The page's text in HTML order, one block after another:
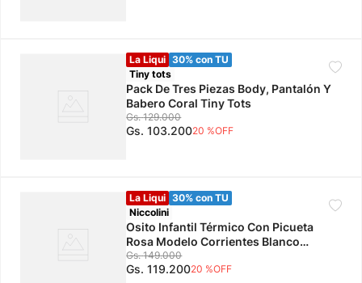
La Liqui 30% con TU
Tiny tots
Pack De Tres Piezas Body, Pantalón Y
Babero Coral Tiny Tots
Gs. 129.000
Gs. 103.20020 %OFF
La Liqui 30% con TU
Niccolini
Osito Infantil Térmico Con Picueta
Rosa Modelo Corrientes Blanco
Niccolini
Gs. 149.000
Gs. 119.20020 %OFF